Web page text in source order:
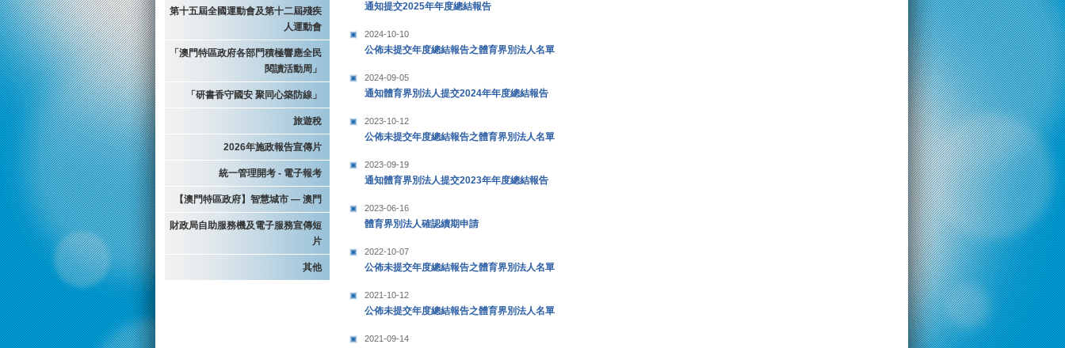
第十五屆全國運動會及第十二屆殘疾
人運動會
「澳門特區政府各部門積極響應全民
閱讀活動周」
「研書香守國安 聚同心築防線」
旅遊稅
2026年施政報告宣傳片
統一管理開考 - 電子報考
【澳門特區政府】智慧城市 — 澳門
財政局自助服務機及電子服務宣傳短
片
其他
通知提交2025年年度總結報告
2024-10-10
公佈未提交年度總結報告之體育界別法人名單
2024-09-05
通知體育界別法人提交2024年年度總結報告
2023-10-12
公佈未提交年度總結報告之體育界別法人名單
2023-09-19
通知體育界別法人提交2023年年度總結報告
2023-06-16
體育界別法人確認續期申請
2022-10-07
公佈未提交年度總結報告之體育界別法人名單
2021-10-12
公佈未提交年度總結報告之體育界別法人名單
2021-09-14